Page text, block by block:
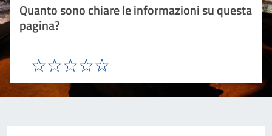
Quanto sono chiare le informazioni su questa
pagina?
Valuta 5 stelle su 5
Valuta 4 stelle su 5
Valuta 3 stelle su 5
Valuta 2 stelle su 5
Valuta 1 stelle su 5